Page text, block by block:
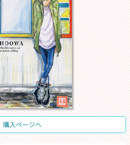
購入ページへ